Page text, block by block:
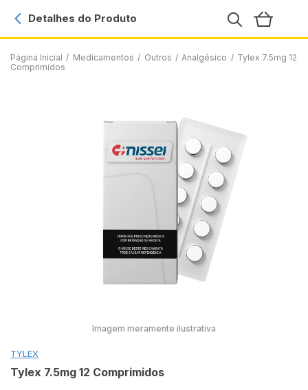
Página Inicial / Medicamentos / Outros / Analgésico / Tylex 7.5mg 12
Comprimidos
Detalhes do Produto
Imagem meramente ilustrativa
TYLEX
Tylex 7.5mg 12 Comprimidos